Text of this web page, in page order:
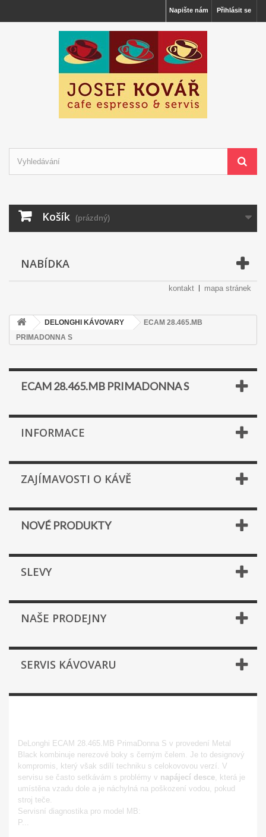
Přihlásit se
Napište nám
Košík (prázdný)
NABÍDKA
kontakt mapa stránek
DELONGHI KÁVOVARY
ECAM 28.465.MB
PRIMADONNA S
ECAM 28.465.MB PRIMADONNA S
INFORMACE
ZAJÍMAVOSTI O KÁVĚ
NOVÉ PRODUKTY
SLEVY
NAŠE PRODEJNY
SERVIS KÁVOVARU
DeLonghi ECAM 28.465.MB PrimaDonna S v provedení Metal
Black kombinuje nerezové boky s černým čelem. Je to designový
kompromis, který však sdílí techniku s celokovovou verzí. V
servisu se často setkávám s problémy v napájecí desce, která je
umístěna vzadu dole a je náchylná na poškození vodou, pokud
stroj teče.
Servisní diagnostika pro model MB:
P...